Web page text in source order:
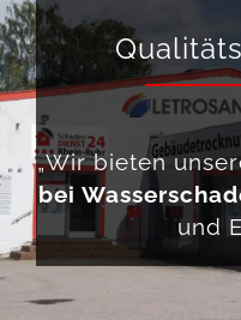
„Wir bieten
bei
und